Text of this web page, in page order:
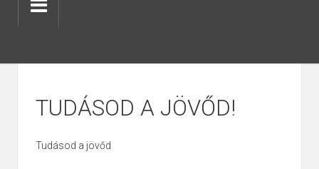
TUDÁSOD A JÖVŐD!
Tudásod a jövőd